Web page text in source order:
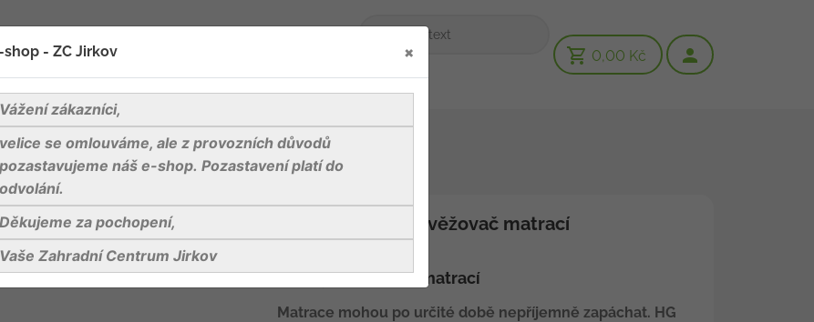
Blog Kontakty 0,00 Kč
HG hygienický osvěžovač matrací
HG hygienický osvěžovač matrací
účinný osvěžovač matrací
Matrace mohou po určité době nepříjemně zapáchat. HG
shop - ZC Jirkov ×
Vážení zákazníci,
velice se omlouváme, ale z provozních důvodů
pozastavujeme náš e-shop. Pozastavení platí do
odvolání.
Děkujeme za pochopení,
Vaše Zahradní Centrum Jirkov